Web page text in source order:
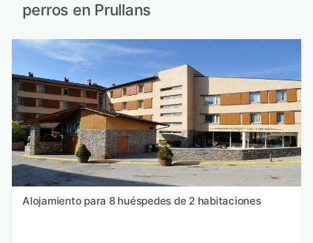
perros en Prullans
Alojamiento para 8 huéspedes de 2 habitaciones